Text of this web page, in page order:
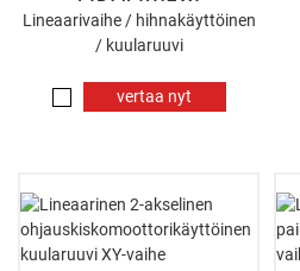
Lineaarivaihe / hihnakäyttöinen
/ kuularuuvi
vertaa nyt